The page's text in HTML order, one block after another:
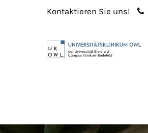
Login
Benutzername
Kontaktieren Sie uns!